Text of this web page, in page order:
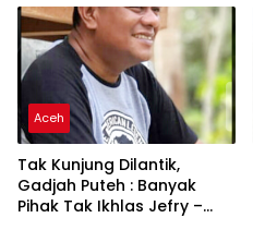
Aceh
Tak Kunjung Dilantik,
Gadjah Puteh : Banyak
Pihak Tak Ikhlas Jefry –